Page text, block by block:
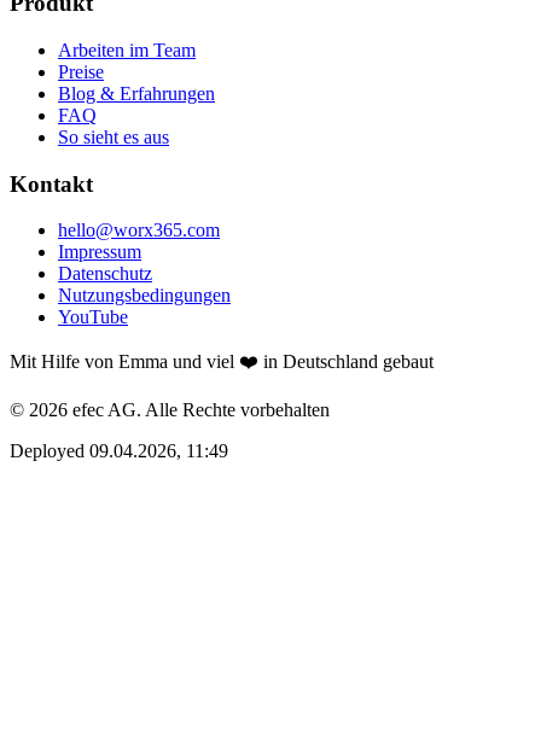
Arbeiten im Team
Preise
Blog & Erfahrungen
FAQ
So sieht es aus
Kontakt
hello@worx365.com
Impressum
Datenschutz
Nutzungsbedingungen
YouTube
Mit Hilfe von Emma und viel ❤️ in Deutschland gebaut
© 2026 efec AG. Alle Rechte vorbehalten
Deployed 09.04.2026, 11:49